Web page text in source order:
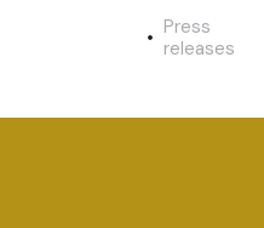
Press
releases